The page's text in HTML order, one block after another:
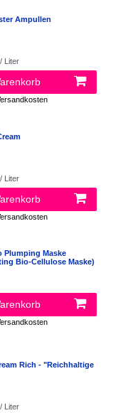
Ampullen
Liter
Liter
Plumping Maske
Bio-Cellulose Maske)
Rich - "Reichhaltige
Liter